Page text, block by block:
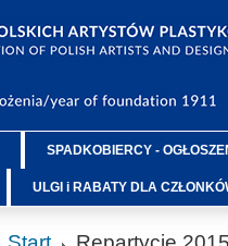
SPADKOBIERCY -
ULGI i RABATY DLA